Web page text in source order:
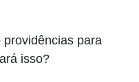
providências para
isso?